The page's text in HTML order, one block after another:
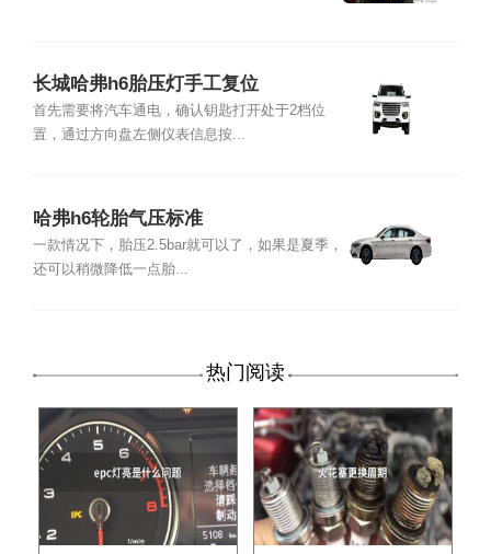
长城哈弗h6胎压灯手工复位
首先需要将汽车通电，确认钥匙打开处于2档位
置，通过方向盘左侧仪表信息按...
哈弗h6轮胎气压标准
一款情况下，胎压2.5bar就可以了，如果是夏季，
还可以稍微降低一点胎...
热门阅读